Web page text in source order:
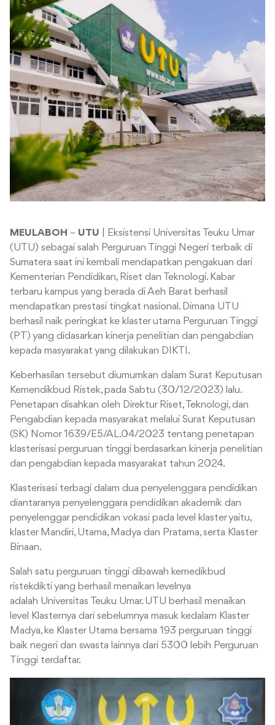
MEULABOH – UTU | Eksistensi Universitas Teuku Umar
(UTU) sebagai salah Perguruan Tinggi Negeri terbaik di
Sumatera saat ini kembali mendapatkan pengakuan dari
Kementerian Pendidikan, Riset dan Teknologi. Kabar
terbaru kampus yang berada di Aeh Barat berhasil
mendapatkan prestasi tingkat nasional. Dimana UTU
berhasil naik peringkat ke klaster utama Perguruan Tinggi
(PT) yang didasarkan kinerja penelitian dan pengabdian
kepada masyarakat yang dilakukan DIKTI.
Keberhasilan tersebut diumumkan dalam Surat Keputusan
Kemendikbud Ristek, pada Sabtu (30/12/2023) lalu.
Penetapan disahkan oleh Direktur Riset, Teknologi, dan
Pengabdian kepada masyarakat melalui Surat Keputusan
(SK) Nomor 1639/E5/AL.04/2023 tentang penetapan
klasterisasi perguruan tinggi berdasarkan kinerja penelitian
dan pengabdian kepada masyarakat tahun 2024.
Klasterisasi terbagi dalam dua penyelenggara pendidikan
diantaranya penyelenggara pendidikan akademik dan
penyelenggar pendidikan vokasi pada level klaster yaitu,
klaster Mandiri, Utama, Madya dan Pratama, serta Klaster
Binaan.
Salah satu perguruan tinggi dibawah kemedikbud
ristekdikti yang berhasil menaikan levelnya
adalah Universitas Teuku Umar. UTU berhasil menaikan
level Klasternya dari sebelumnya masuk kedalam Klaster
Madya, ke Klaster Utama bersama 193 perguruan tinggi
baik negeri dan swasta lainnya dari 5300 lebih Perguruan
Tinggi terdaftar.